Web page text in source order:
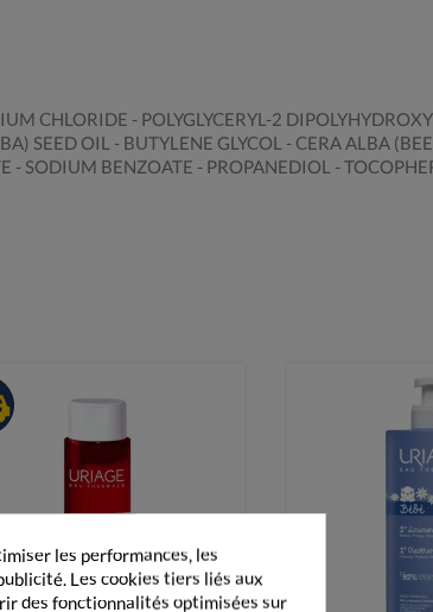
CHLORIDE - POLYGLYCERYL-2
SEED OIL - BUTYLENE GLYCOL - CERA ALBA
- SODIUM BENZOATE - PROPANEDIOL -
les performances, les
Les cookies tiers liés aux
des fonctionnalités optimisées sur